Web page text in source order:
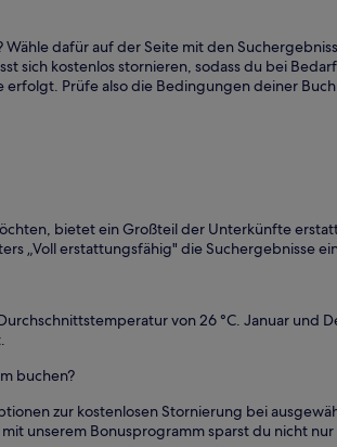
dafür auf der Seite mit den
sich kostenlos stornieren, sodass du bei
Prüfe also die Bedingungen deiner
bietet ein Großteil der Unterkünfte
„Voll erstattungsfähig" die Suchergebnisse
von 26 °C. Januar und
buchen?
zur kostenlosen Stornierung bei
unserem Bonusprogramm sparst du nicht